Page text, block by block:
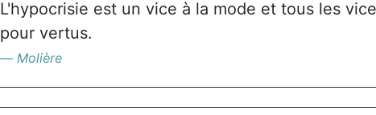
L'hypocrisie est un vice à la mode et tous les
pour vertus.
Molière